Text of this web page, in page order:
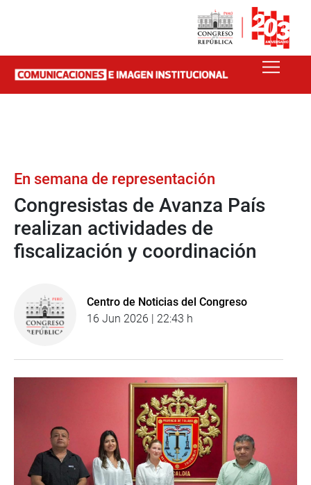
En semana de representación
Congresistas de Avanza País
realizan actividades de
fiscalización y coordinación
Centro de Noticias del Congreso
16 Jun 2026 | 22:43 h